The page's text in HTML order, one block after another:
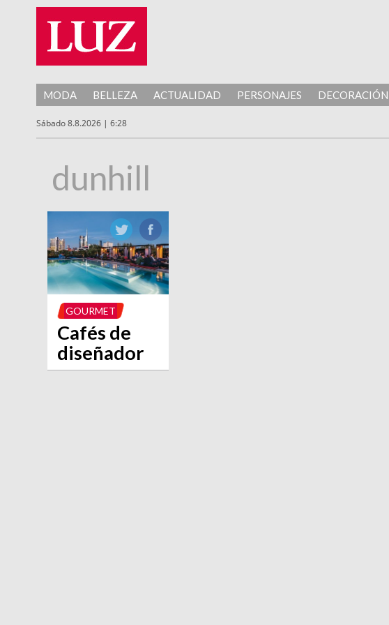
MODA BELLEZA ACTUALIDAD PERSONAJES DECORACIÓN
Sábado 8.8.2026 | 6:28
dunhill
GOURMET
Cafés de
diseñador